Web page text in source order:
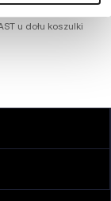
u dołu koszulki